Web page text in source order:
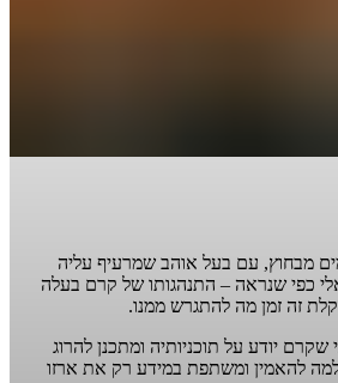
מבחוץ, עם בעל אוהב שמרעיף עליה
כפי שנראה – התנהגותו של קרם בעלה
זה זמן מה להתגרש ממנו.
שקרם יודע על תוכניותיה ומתכנן להרוג
להאמין ומשתפת במידע רק את ארזו